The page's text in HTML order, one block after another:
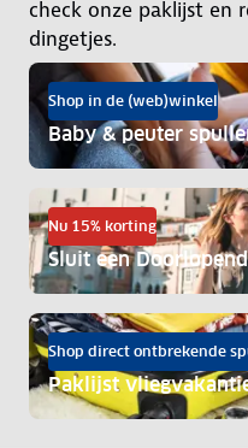
check onze paklijst en
dingetjes.
Shop in de (web)winkel
Baby & peuter
Nu 15% korting
Sluit een
Shop direct ontbrekende
Paklijst